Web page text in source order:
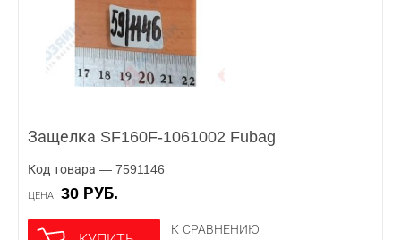
Защелка SF160F-1061002 Fubag
Код товара — 7591146
ЦЕНА 30 РУБ.
К СРАВНЕНИЮ